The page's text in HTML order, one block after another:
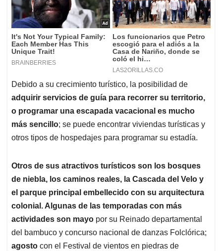
Debido a su crecimiento turístico, la posibilidad de
adquirir servicios de guía para recorrer su territorio,
o programar una escapada vacacional es mucho
más sencillo; se puede encontrar viviendas turísticas y
otros tipos de hospedajes para programar su estadía.
Otros de sus atractivos turísticos son los bosques
de niebla, los caminos reales, la Cascada del Velo y
el parque principal embellecido con su arquitectura
colonial. Algunas de las temporadas con más
actividades son mayo por su Reinado departamental
del bambuco y concurso nacional de danzas Folclórica;
agosto con el Festival de vientos en piedras de